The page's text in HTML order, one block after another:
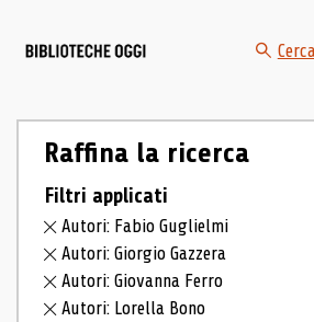
Raffina la ricerca
Filtri applicati
Autori: Fabio Guglielmi
Autori: Giorgio Gazzera
Autori: Giovanna Ferro
Autori: Lorella Bono